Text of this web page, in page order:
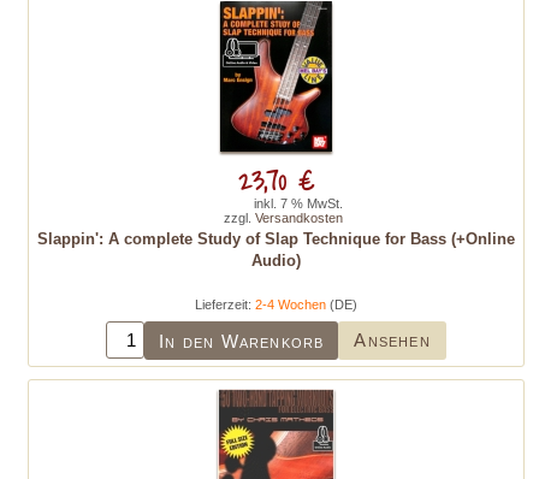
Slappin': A complete Study of Slap Technique for Bass (+Online
Audio)
Lieferzeit: 2-4 Wochen (DE)
In den Warenkorb Ansehen
23,70 €
inkl. 7 % MwSt.
zzgl. Versandkosten